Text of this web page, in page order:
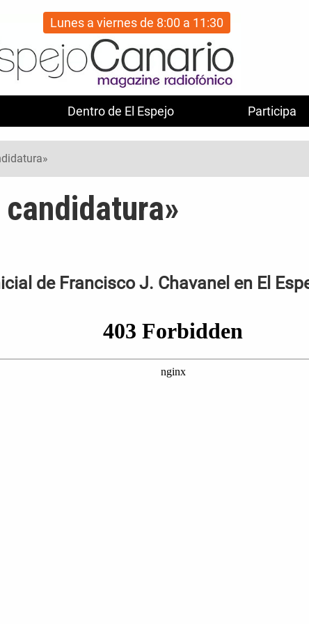
Dentro de El Espejo Participa
Lunes a viernes de 8:00 a 11:30
candidatura»
de Francisco J. Chavanel en El